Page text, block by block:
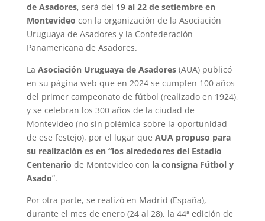
de Asadores, será del 19 al 22 de setiembre en
Montevideo con la organización de la Asociación
Uruguaya de Asadores y la Confederación
Panamericana de Asadores.
La Asociación Uruguaya de Asadores(AUA) publicó
en su página web que en 2024 se cumplen 100 años
del primer campeonato de fútbol (realizado en 1924),
y se celebran los 300 años de la ciudad de
Montevideo (no sin polémica sobre la oportunidad
de ese festejo), por el lugar que AUA propuso para
su realización es en “los alrededores del Estadio
Centenario de Montevideo con la consigna Fútbol y
Asado”.
Por otra parte, se realizó en Madrid (España),
durante el mes de enero (24 al 28), la 44ª edición de